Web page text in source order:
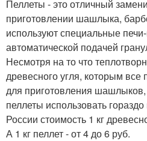
Пеллеты - это отличный
приготовлении шашлыка,
используют специальные
автоматической подачей
Несмотря на то что
древесного угля, которым все
для приготовления
пеллеты использовать
России стоимость 1 кг
А 1 кг пеллет - от 4 до 6 руб.